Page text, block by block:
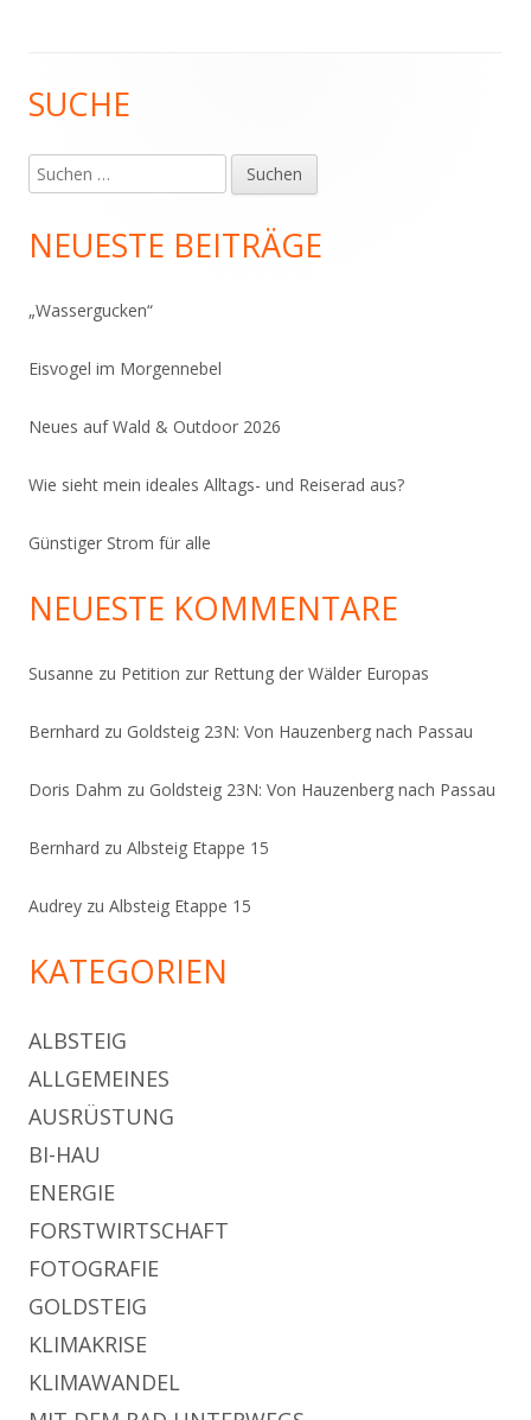
Haupt-
Seitenleiste
SUCHE
Suchen
nach:
NEUESTE BEITRÄGE
„Wassergucken“
Eisvogel im Morgennebel
Neues auf Wald & Outdoor 2026
Wie sieht mein ideales Alltags- und Reiserad aus?
Günstiger Strom für alle
NEUESTE KOMMENTARE
Susanne zu Petition zur Rettung der Wälder Europas
Bernhard zu Goldsteig 23N: Von Hauzenberg nach Passau
Doris Dahm zu Goldsteig 23N: Von Hauzenberg nach Passau
Bernhard zu Albsteig Etappe 15
Audrey zu Albsteig Etappe 15
KATEGORIEN
ALBSTEIG
ALLGEMEINES
AUSRÜSTUNG
BI-HAU
ENERGIE
FORSTWIRTSCHAFT
FOTOGRAFIE
GOLDSTEIG
KLIMAKRISE
KLIMAWANDEL